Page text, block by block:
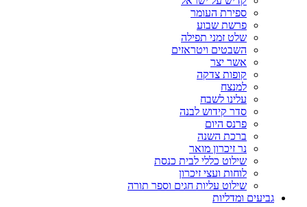
ספירת העומר
פרשת שבוע
שלט זמני תפילה
השבטים ויטראזים
אשר יצר
קופות צדקה
למנצח
עלינו לשבח
סדר קידוש לבנה
פרנס היום
ברכת השנה
נר זיכרון מואר
שילוט כללי לבית כנסת
לוחות ועצי זיכרון
שילוט עליות חגים וספר תורה
גביעים ומדליות